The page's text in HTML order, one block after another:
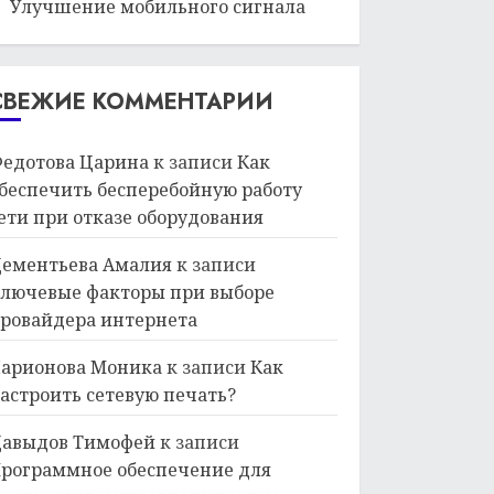
Улучшение мобильного сигнала
КОММЕНТАРИИ
Царинак записиКак
бесперебойную работу
при отказе оборудования
Амалияк записи
факторы при выборе
интернета
Моникак записиКак
сетевую печать?
Тимофейк записи
обеспечение для